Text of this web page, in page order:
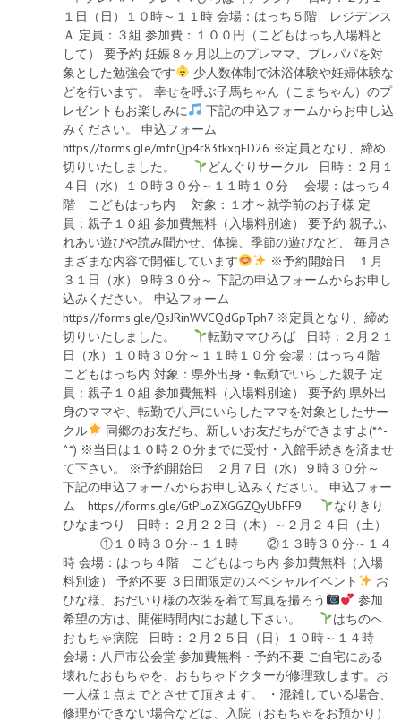
１日（日）１０時～１１時 会場：はっち５階 レジデンス
Ａ 定員：３組 参加費：１００円（こどもはっち入場料と
して） 要予約 妊娠８ヶ月以上のプレママ、プレパパを対
象とした勉強会です
少人数体制で沐浴体験や妊婦体験な
どを行います。 幸せを呼ぶ子馬ちゃん（こまちゃん）のプ
レゼントもお楽しみに
下記の申込フォームからお申し込
みください。 申込フォーム
https://forms.gle/mfnQp4r83tkxqED26 ※定員となり、締め
切りいたしました。
どんぐりサークル 日時：２月１
４日（水）１０時３０分～１１時１０分 会場：はっち４
階 こどもはっち内 対象：１才～就学前のお子様 定
員：親子１０組 参加費無料（入場料別途） 要予約 親子ふ
れあい遊びや読み聞かせ、体操、季節の遊びなど、 毎月さ
まざまな内容で開催しています
※予約開始日 １月
３１日（水）９時３０分～ 下記の申込フォームからお申し
込みください。 申込フォーム
https://forms.gle/QsJRinWVCQdGpTph7 ※定員となり、締め
切りいたしました。
転勤ママひろば 日時：２月２１
日（水）１０時３０分～１１時１０分 会場：はっち４階
こどもはっち内 対象：県外出身・転勤でいらした親子 定
員：親子１０組 参加費無料（入場料別途） 要予約 県外出
身のママや、転勤で八戸にいらしたママを対象としたサー
クル
同郷のお友だち、新しいお友だちができますよ(*^-
^*) ※当日は１０時２０分までに受付・入館手続きを済ませ
て下さい。 ※予約開始日 ２月７日（水）９時３０分～
下記の申込フォームからお申し込みください。 申込フォー
ム https://forms.gle/GtPLoZXGGZQyUbFF9
なりきり
ひなまつり 日時：２月２２日（木）～２月２４日（土）
①１０時３０分～１１時 ②１３時３０分～１４
時 会場：はっち４階 こどもはっち内 参加費無料（入場
料別途） 予約不要 ３日間限定のスペシャルイベント
お
ひな様、おだいり様の衣装を着て写真を撮ろう
参加
希望の方は、開催時間内にお越し下さい。
はちのへ
おもちゃ病院 日時：２月２５日（日）１０時～１４時
会場：八戸市公会堂 参加費無料・予約不要 ご自宅にある
壊れたおもちゃを、おもちゃドクターが修理致します。お
一人様１点までとさせて頂きます。 ・混雑している場合、
修理ができない場合などは、入院（おもちゃをお預かり）